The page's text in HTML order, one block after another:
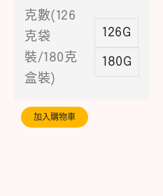
克數(126
克袋
裝/180克
盒裝)
126G
180G
加入購物車